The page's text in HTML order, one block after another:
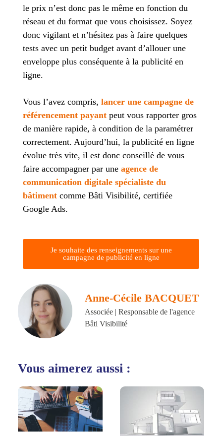
le prix n’est donc pas le même en fonction du
réseau et du format que vous choisissez. Soyez
donc vigilant et n’hésitez pas à faire quelques
tests avec un petit budget avant d’allouer une
enveloppe plus conséquente à la publicité en
ligne.
Vous l’avez compris, lancer une campagne de
référencement payantpeut vous rapporter gros
de manière rapide, à condition de la paramétrer
correctement. Aujourd’hui, la publicité en ligne
évolue très vite, il est donc conseillé de vous
faire accompagner par une agence de
communication digitale spécialiste du
bâtimentcomme Bâti Visibilité, certifiée
Google Ads.
Je souhaite des renseignements sur une
campagne de publicité en ligne
Anne-Cécile BACQUET
Associée | Responsable de l'agence
Bâti Visibilité
Vous aimerez aussi :